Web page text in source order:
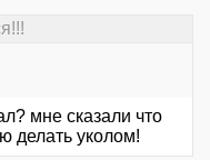
мне сказали что
делать уколом!